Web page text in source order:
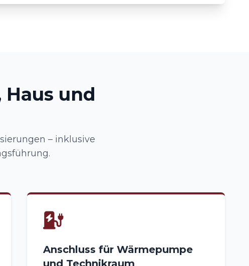
und
– inklusive
Anschluss für Wärmepumpe
und Technikraum